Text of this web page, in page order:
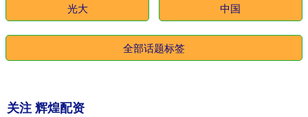
光大 中国
全部话题标签
关注 辉煌配资